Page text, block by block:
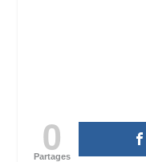
0
Partages